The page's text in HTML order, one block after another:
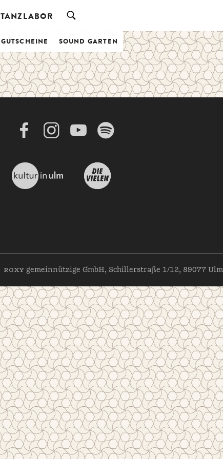
SOUND GARTEN
TANZLABOR
roxy gemeinnützige GmbH, Schillerstraße 1/12, 89077 Ulm